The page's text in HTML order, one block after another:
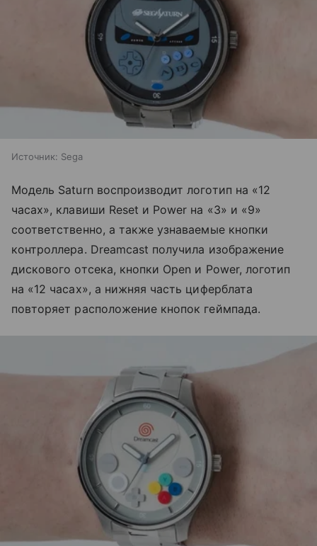
Источник: Sega
Модель Saturn воспроизводит логотип на «12
часах», клавиши Reset и Power на «3» и «9»
соответственно, а также узнаваемые кнопки
контроллера. Dreamcast получила изображение
дискового отсека, кнопки Open и Power, логотип
на «12 часах», а нижняя часть циферблата
повторяет расположение кнопок геймпада.